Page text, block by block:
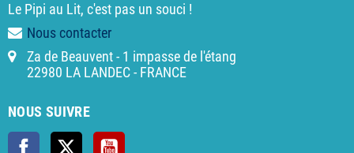
Le Pipi au Lit, c'est pas un souci !
Nous contacter
Za de Beauvent - 1 impasse de l'étang
22980 LA LANDEC - FRANCE
NOUS SUIVRE
Facebook